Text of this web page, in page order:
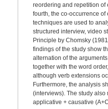
reordering and repetition of
fourth, the co-occurrence
techniques are used to
structured interview, video
Principle by Chomsky
findings of the study show
alternation of the
together with the word
although verb extensions
Furthermore, the analysis
(interviews). The study
applicative + causative